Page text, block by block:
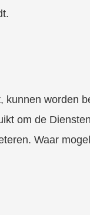
kunnen worden
om de
Waar